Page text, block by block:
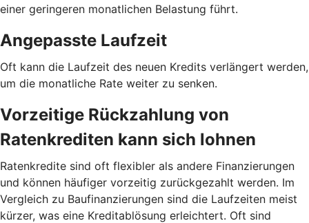
einer geringeren monatlichen Belastung führt.
Angepasste Laufzeit
Oft kann die Laufzeit des neuen Kredits verlängert werden,
um die monatliche Rate weiter zu senken.
Vorzeitige Rückzahlung von
Ratenkrediten kann sich lohnen
Ratenkredite sind oft flexibler als andere Finanzierungen
und können häufiger vorzeitig zurückgezahlt werden. Im
Vergleich zu Baufinanzierungen sind die Laufzeiten meist
kürzer, was eine Kreditablösung erleichtert. Oft sind